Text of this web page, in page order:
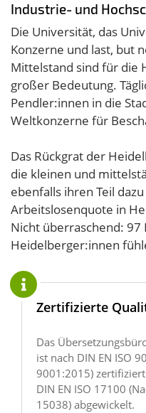
Industrie- und
Die Universität, das
Konzerne und last, but
Mittelstand sind für die
großer Bedeutung.
Pendler:innen in die
Weltkonzerne für
Das Rückgrat der
die kleinen und
ebenfalls ihren Teil
Arbeitslosenquote in
Nicht überraschend: 97
Heidelberger:innen
Zertifizierte
Das
ist nach DIN EN ISO
9001:2015)
DIN EN ISO 17100
15038) abgewickelt.